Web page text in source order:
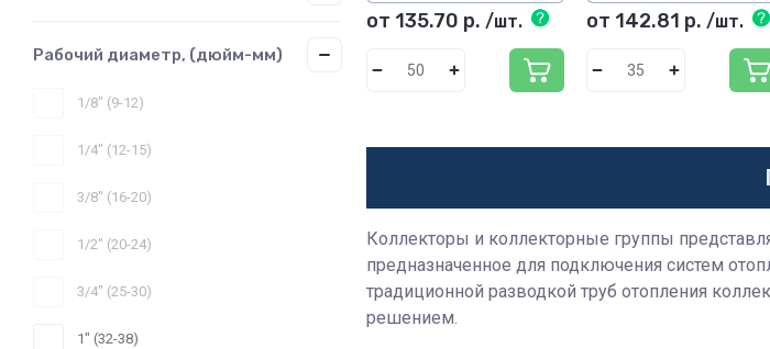
Рабочий диаметр, (дюйм-мм)
1/8" (9-12)
1/4" (12-15)
3/8" (16-20)
1/2" (20-24)
3/4" (25-30)
1" (32-38)
от 135.70 р. /шт. от 142.81 р. /шт.
Коллекторы и коллекторные группы
предназначенное для подключения систем
традиционной разводкой труб отопления
решением.